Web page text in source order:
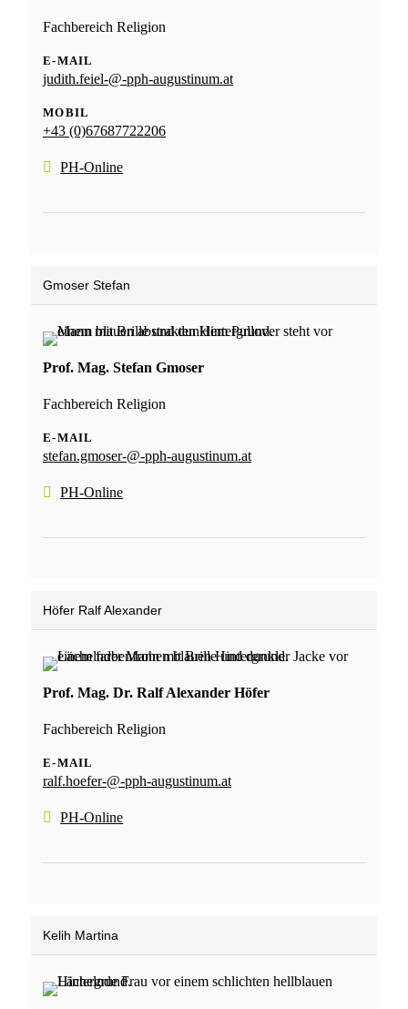
Fachbereich Religion
E-MAIL
judith.feiel-@-pph-augustinum.at
MOBIL
+43 (0)67687722206
PH-Online
Gmoser Stefan
Prof. Mag. Stefan Gmoser
Fachbereich Religion
E-MAIL
stefan.gmoser-@-pph-augustinum.at
PH-Online
Höfer Ralf Alexander
Prof. Mag. Dr. Ralf Alexander Höfer
Fachbereich Religion
E-MAIL
ralf.hoefer-@-pph-augustinum.at
PH-Online
Kelih Martina